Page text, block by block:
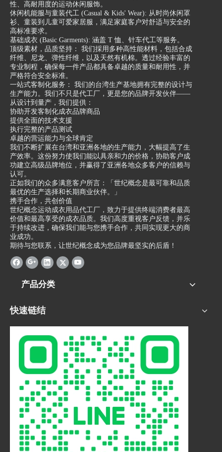
性、高耐用度的运动休闲服饰。
休闲机能服与童装代工 (Casual & Kids' Wear): 从时尚休闲罩
衫、童装到儿童可爱家居服，满足家庭客户对舒适与安全的
高标准要求。
基础成衣 (Basic Garments): 涵盖 T 恤、针车代工等服务。
顶级素材，品质坚持： 我们採用多种高性能材料，包括合成
纤维、尼龙、弹性纤维，以及天然有机棉。透过经验丰富的
专业制程，确保每一件产品都具备卓越的质量和耐用性，并
严格符合安全标准。
一站式客制化服务： 我们的台湾生产基地拥有完整的设计与
生产能力。我们不只是代工厂，更是您的品牌开发伙伴——
从设计到量产，我们提供：
协助开发客制化成衣品牌商品
提供全面的技术支援
执行完整的产品测试
卓越的营运能力与全球肯定
我们不断扩展在台湾和亚洲各地的生产能力，大幅提高了生
产效率。这份努力使我们能以具亲和力的价格，协助客户成
功建立高级品牌地位，并赢得了亚洲各地众多客户的信赖与
认可。
正如我们的众多满意客户所言：「世纪概念是最可靠和品质
最优的生产选择和长期商业伙伴。」
携手合作，共创价值
世纪概念运动成衣用品代工厂，致力于提供终端消费者最高
价值和最高享受的成衣品质。我们高度重视客户反馈，并乐
于持续改进，确保我们能与您携手合作，共同实现更大的商
业成功。
期待与您联系，让世纪概念成为您品牌最坚实的后盾！
产品分类
快速链结